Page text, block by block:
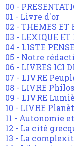
00 -
01 - Livre d'or
02 - THEMES ET
03 - LEXIQUE ET
04 - LISTE
05 - Notre
06 - LIVRES ICI
07 - LIVRE
08 - LIVRE
09 - LIVRE
10 - LIVRE
11 - Autonomie
12 - La cité
13 - La